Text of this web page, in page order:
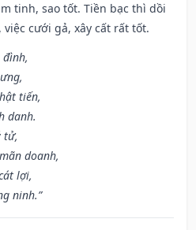
tinh, sao tốt. Tiền bạc thì dồi
cưới gả, xây cất rất tốt.
tiến,
danh.
tử,
doanh,
lợi,
ninh.”